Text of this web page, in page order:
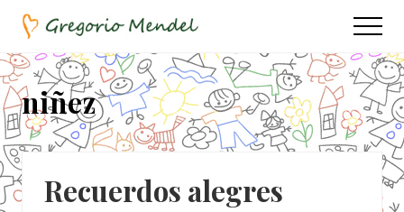
Menu
Saltar
contenido
principal
Saltar
la
barra
lateral
principal
Asociación
Civil
Menu
niñez
Recuerdos alegres